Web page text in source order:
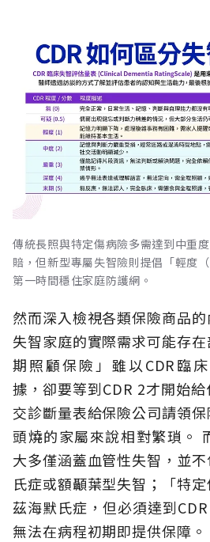
傳統長照與特定傷病險多需達到中重
賠，但新型專屬失智險則提倡「輕度
第一時間穩住家庭防護網。
然而深入檢視各類保險商品
失智家庭的實際需求可能存
期照顧保險」雖以CDR臨
據，卻要等到CDR 2才開始
交診斷量表給保險公司請領
頭燒的家屬來說相對繁瑣。
大多僅涵蓋血管性失智，並
氏症或額顳葉型失智；「特
茲海默氏症，但必須達到
無法在病程初期即提供保障。